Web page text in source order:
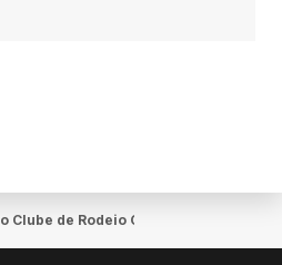
Clube de Rodeio Os Pampas em